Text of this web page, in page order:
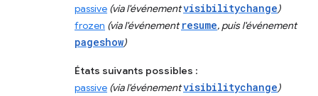
passive (via l'événementvisibilitychange)
frozen (via l'événementresume, puis l'événement
pageshow)
États suivants possibles :
passive (via l'événementvisibilitychange)